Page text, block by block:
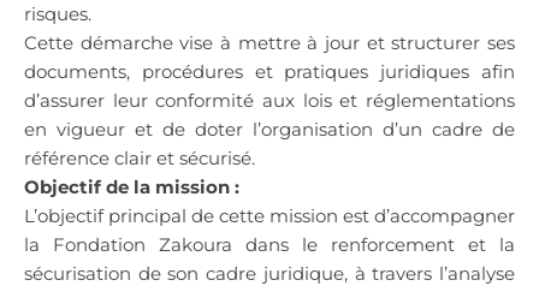
risques.
Cette démarche vise à mettre à jour et structurer ses
documents, procédures et pratiques juridiques afin
d’assurer leur conformité aux lois et réglementations
en vigueur et de doter l’organisation d’un cadre de
référence clair et sécurisé.
Objectif de la mission :
L’objectif principal de cette mission est d’accompagner
la Fondation Zakoura dans le renforcement et la
sécurisation de son cadre juridique, à travers l’analyse